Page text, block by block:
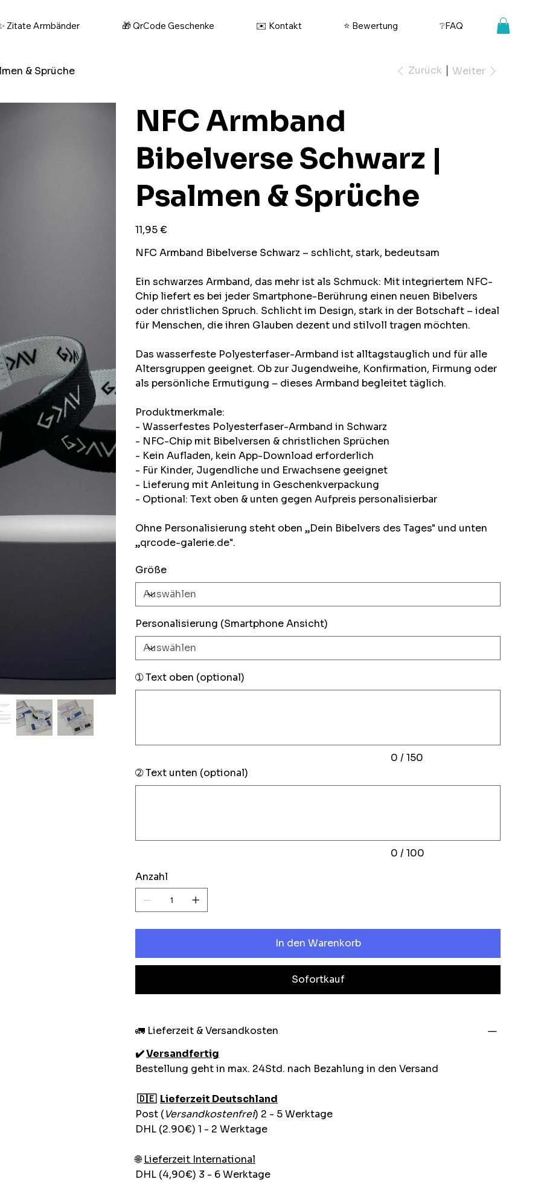
Zitate Armbänder 🎁 QrCode Geschenke ✉️ Kontakt ⭐ Bewertung ❔FAQ
& Sprüche Zurück Weiter
NFC Armband
Bibelverse Schwarz |
Psalmen & Sprüche
Preis
11,95 €
NFC Armband Bibelverse Schwarz – schlicht, stark, bedeutsam
Ein schwarzes Armband, das mehr ist als Schmuck: Mit integriertem NFC-
Chip liefert es bei jeder Smartphone-Berührung einen neuen Bibelvers
oder christlichen Spruch. Schlicht im Design, stark in der Botschaft – ideal
für Menschen, die ihren Glauben dezent und stilvoll tragen möchten.
Das wasserfeste Polyesterfaser-Armband ist alltagstauglich und für alle
Altersgruppen geeignet. Ob zur Jugendweihe, Konfirmation, Firmung oder
als persönliche Ermutigung – dieses Armband begleitet täglich.
Produktmerkmale:
- Wasserfestes Polyesterfaser-Armband in Schwarz
- NFC-Chip mit Bibelversen & christlichen Sprüchen
- Kein Aufladen, kein App-Download erforderlich
- Für Kinder, Jugendliche und Erwachsene geeignet
- Lieferung mit Anleitung in Geschenkverpackung
- Optional: Text oben & unten gegen Aufpreis personalisierbar
Ohne Personalisierung steht oben „Dein Bibelvers des Tages" und unten
„qrcode-galerie.de".
Größe
Personalisierung (Smartphone Ansicht)
➀ Text oben (optional)
0 / 150
➁ Text unten (optional)
0 / 100
Anzahl
In den Warenkorb
Sofortkauf
🚛 Lieferzeit & Versandkosten
✔️Versandfertig
Bestellung geht in max. 24Std. nach Bezahlung in den Versand
🇩🇪 Lieferzeit Deutschland
Post (Versandkostenfrei) 2 - 5 Werktage
DHL (2.90€) 1 - 2 Werktage
🌐Lieferzeit International
DHL (4,90€) 3 - 6 Werktage